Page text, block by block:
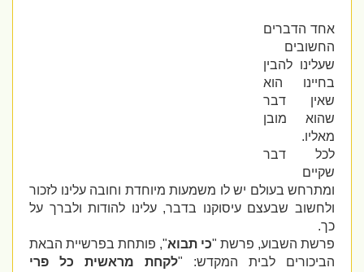
אחד הדברים
החשובים
שעלינו להבין
בחיינו הוא
שאין דבר
שהוא מובן
מאליו.
לכל דבר
שקיים
ומתרחש בעולם יש לו משמעות מיוחדת וחובה עלינו לזכור
ולחשוב שבעצם עיסוקנו בדבר, עלינו להודות ולברך על
כך.
פרשת השבוע, פרשת "כי תבוא", פותחת בפרשיית הבאת
הביכורים לבית המקדש: "
לקחת מראשית כל פרי